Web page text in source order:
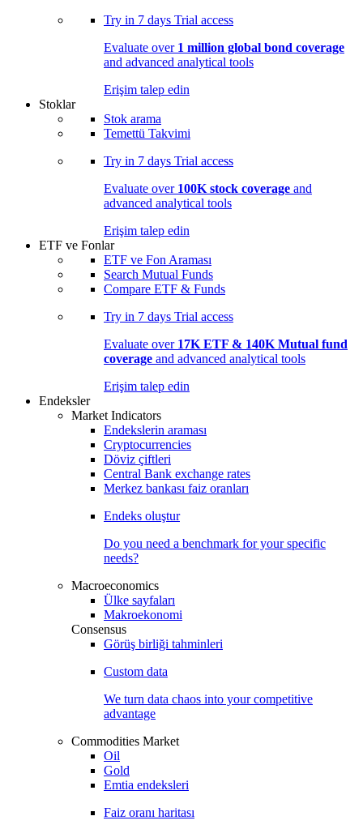
Try in 7 days Trial access
Evaluate over 1 million global bond coverage
and advanced analytical tools
Erişim talep edin
Stoklar
Stok arama
Temettü Takvimi
Try in 7 days Trial access
Evaluate over 100K stock coverage and
advanced analytical tools
Erişim talep edin
ETF ve Fonlar
ETF ve Fon Araması
Search Mutual Funds
Compare ETF & Funds
Try in 7 days Trial access
Evaluate over 17K ETF & 140K Mutual fund
coverage and advanced analytical tools
Erişim talep edin
Endeksler
Market Indicators
Endekslerin araması
Cryptocurrencies
Döviz çiftleri
Central Bank exchange rates
Merkez bankası faiz oranları
Endeks oluştur
Do you need a benchmark for your specific
needs?
Macroeconomics
Ülke sayfaları
Makroekonomi
Consensus
Görüş birliği tahminleri
Custom data
We turn data chaos into your competitive
advantage
Commodities Market
Oil
Gold
Emtia endeksleri
Faiz oranı haritası